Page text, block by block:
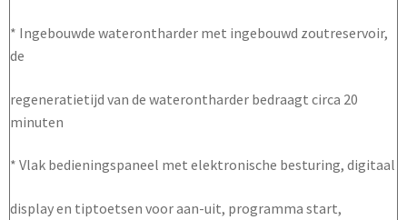
* Ingebouwde waterontharder met ingebouwd zoutreservoir,
de
regeneratietijd van de waterontharder bedraagt circa 20
minuten
* Vlak bedieningspaneel met elektronische besturing, digitaal
display en tiptoetsen voor aan-uit, programma start,